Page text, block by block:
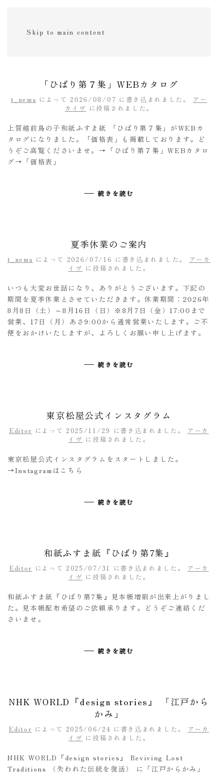
Skip to main content
「ひばり第７集」WEBカタログ
t_nema によって2026/08/07 に書き込まれました。 アー
カイヴ に投稿されました。
上質越前鳥の子和紙ふすま紙 「ひばり第７集」がWEBカ
タログになりました。「価格表」も掲載しております。ど
うぞご高覧くださいませ。→「ひばり第７集」WEBカタロ
グ→「価格表」
続きを読む
夏季休業のご案内
t_nema によって 2026/07/16 に書き込まれました。
アーカ
イヴ に投稿されました。
いつも大変お世話になり、ありがとうございます。下記の
期間を夏季休業とさせていただきます。休業期間：2026年
8月8日（土）～8月16日（日）※8月7日（金）17:00まで
営業、17日（月）あさ9:00から通常営業いたします。ご不
便をおかけいたしますが、よろしくお願い申し上げます。
続きを読む
東京松屋公式インスタグラム
Editor によって2025/11/29 に書き込まれました。
アーカ
イヴ に投稿されました。
東京松屋公式インスタグラムをスタートしました。
→Instagramはこちら
続きを読む
和紙ふすま紙『ひばり第7集』
Editor によって2025/07/31 に書き込まれました。
アーカ
イヴ に投稿されました。
和紙ふすま紙『ひばり第7集』見本帳増刷が出来上がりまし
た。見本帳配布希望のご依頼承ります。どうぞご連絡くだ
さいませ。
続きを読む
NHK WORLD『design stories』 「江戸から
かみ」
Editor によって 2025/06/24 に書き込まれました。
アーカ
イヴ に投稿されました。
NHK WORLD『design stories』 Reviving Lost
Traditions （失われた伝統を復活） に「江戸からかみ」